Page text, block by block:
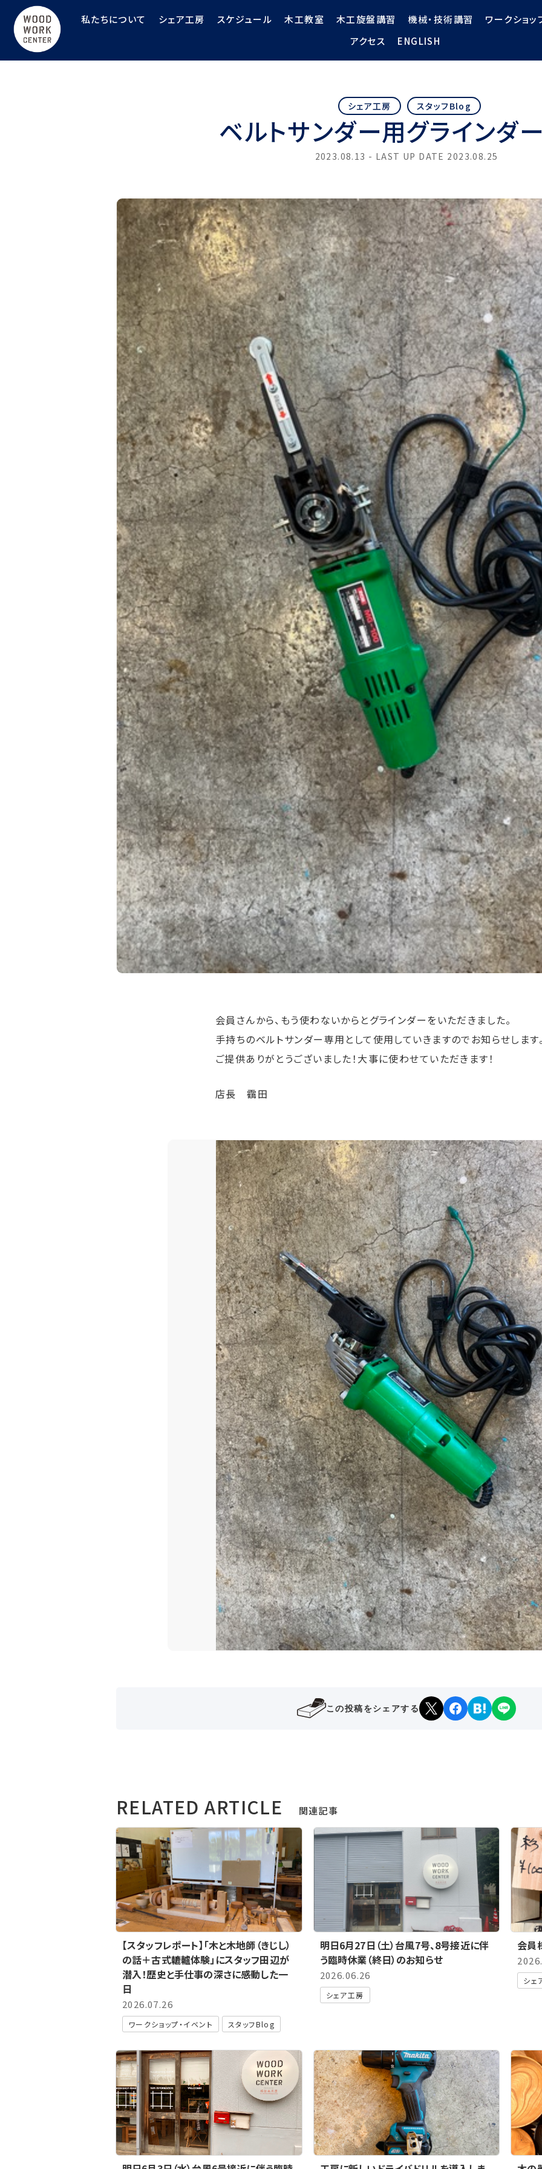
私たちについて シェア工房 スケジュール 木工教室 木工旋盤講習 機械・技術講習
ワークショッ
アクセス
ENGLISH
シェア工房 スタッフBlog
ベルトサンダー用グラインダ
2023.08.13 - LAST UP DATE 2023.08.25
会員さんから、もう使わないからとグラインダーをいただきました。
手持ちのベルトサンダー専用として使用していきますのでお知らせします
ご提供ありがとうございました！大事に使わせていただきます！
店長 靍田
この投稿をシェアする
RELATED ARTICLE 関連記事
【スタッフレポート】「木と木地師（きじし）
の話＋古式轆轤体験」にスタッフ田辺が
潜入！歴史と手仕事の深さに感動した一
日
2026.07.26
ワークショップ・イベント スタッフBlog
明日6月27日（土）台風7号、8号接近に伴
う臨時休業（終日）のお知らせ
2026.06.26
シェア工房
会員
シェ